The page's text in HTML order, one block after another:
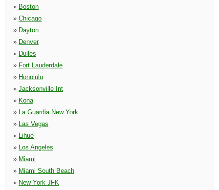
» Boston
» Chicago
» Dayton
» Denver
» Dulles
» Fort Lauderdale
» Honolulu
» Jacksonville Int
» Kona
» La Guardia New York
» Las Vegas
» Lihue
» Los Angeles
» Miami
» Miami South Beach
» New York JFK